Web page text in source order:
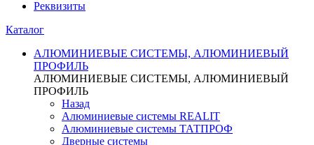
Реквизиты
Каталог
АЛЮМИНИЕВЫЕ СИСТЕМЫ, АЛЮМИНИЕВЫЙ
ПРОФИЛЬ
АЛЮМИНИЕВЫЕ СИСТЕМЫ, АЛЮМИНИЕВЫЙ
ПРОФИЛЬ
Назад
Алюминиевые системы REALIT
Алюминиевые системы ТАТПРОФ
Дверные системы